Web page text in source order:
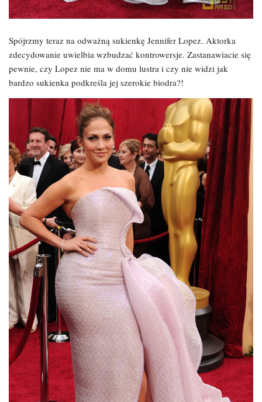
Spójrzmy teraz na odważną sukienkę Jennifer Lopez. Aktorka
zdecydowanie uwielbia wzbudzać kontrowersje. Zastanawiacie się
pewnie, czy Lopez nie ma w domu lustra i czy nie widzi jak
bardzo sukienka podkreśla jej szerokie biodra?!